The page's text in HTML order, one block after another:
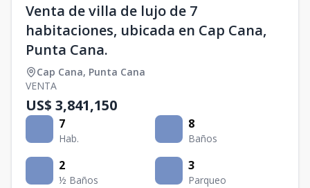
Venta de villa de lujo de 7
habitaciones, ubicada en Cap Cana,
Punta Cana.
Cap Cana, Punta Cana
VENTA
US$ 3,841,150
7
Hab.
8
Baños
2
½ Baños
3
Parqueo